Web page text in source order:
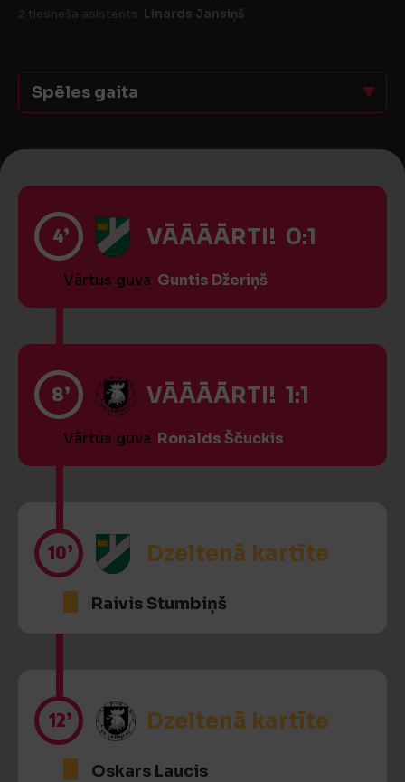
2 tiesneša asistents: Linards Jansiņš
Spēles gaita
4’ VĀĀĀĀRTI! 0:1
Vārtus guva Guntis Džeriņš
8’ VĀĀĀĀRTI! 1:1
Vārtus guva Ronalds Ščuckis
10’ Dzeltenā kartīte
Raivis Stumbiņš
12’ Dzeltenā kartīte
Oskars Laucis